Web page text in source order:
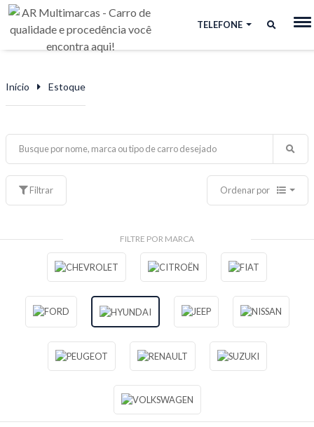
TELEFONE
Início Estoque
Filtrar Ordenar por
FILTRE POR MARCA